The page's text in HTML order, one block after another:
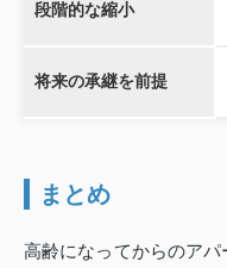
段階的な縮小
将来の承継を前提
まとめ
高齢になってからのア